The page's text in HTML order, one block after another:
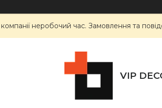
неробочий час. Замовлення та
VIP